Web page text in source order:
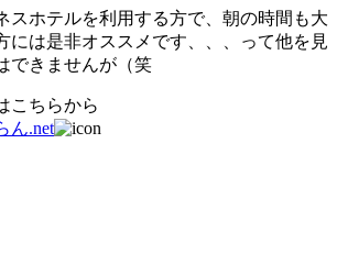
スホテルを利用する方で、朝の時間も大
には是非オススメです、、、って他を見
できませんが（笑
こちらから
ん.net